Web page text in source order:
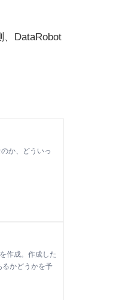
、DataRobot
か、どういっ
作成。作成した
るかどうかを予